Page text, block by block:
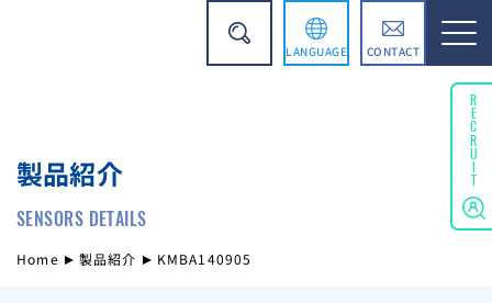
LANGUAGE CONTACT
製品紹介
SENSORS DETAILS
Home 製品紹介 KMBA140905
RECRUIT